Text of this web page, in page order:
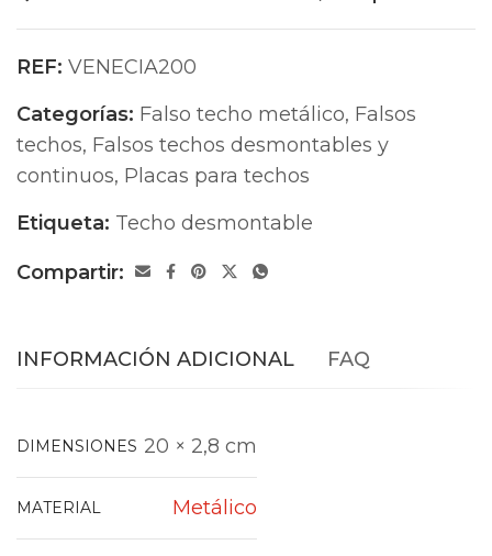
REF: VENECIA200
Categorías: Falso techo metálico, Falsos
techos, Falsos techos desmontables y
continuos, Placas para techos
Etiqueta: Techo desmontable
Compartir:
INFORMACIÓN ADICIONAL FAQ
DIMENSIONES 20 × 2,8 cm
MATERIAL Metálico